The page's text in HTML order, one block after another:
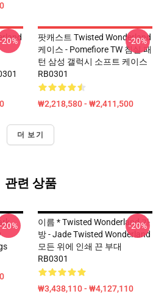
-20%
팟캐스트 Twisted Wonderland
케이스 - Pomefiore TW 침실 패
턴 삼성 갤럭시 소프트 케이스
RB0301
₩2,218,580 - ₩2,411,500
-20%
더 보기
관련 상품
-20%
이름 * Twisted Wonderland 가
방 - Jade Twisted Wonderland
모든 위에 인쇄 끈 부대
RB0301
₩3,438,110 - ₩4,127,110
-20%